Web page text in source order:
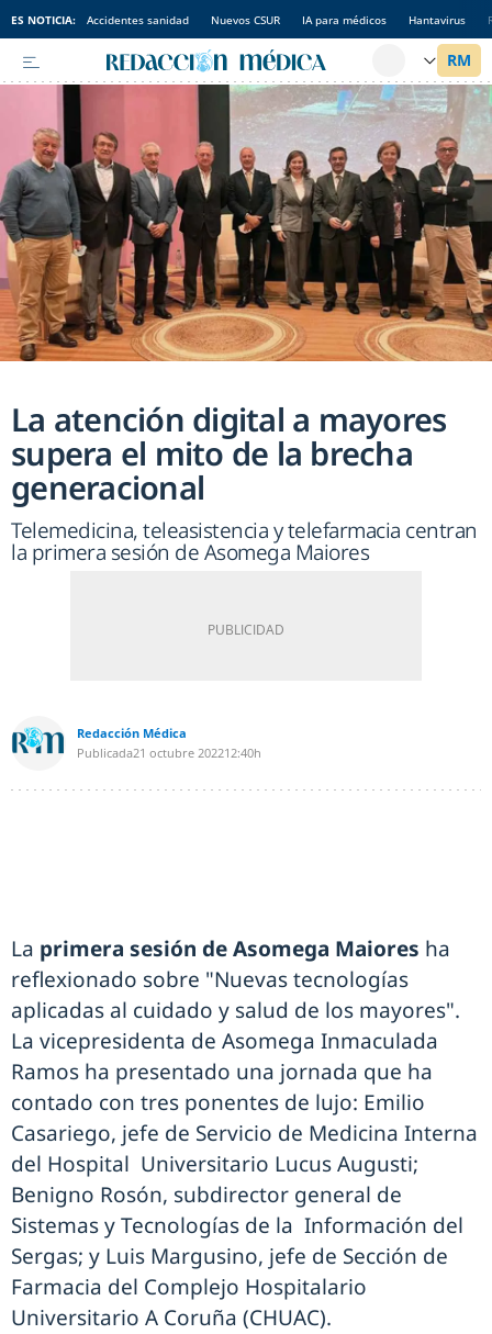
ES NOTICIA: Accidentes sanidad Nuevos CSUR IA para médicos Hantavirus
La atención digital a mayores
supera el mito de la brecha
generacional
Telemedicina, teleasistencia y telefarmacia centran
la primera sesión de Asomega Maiores
Redacción Médica
Publicada21 octubre 202212:40h
La primera sesión de Asomega Maiores ha
reflexionado sobre "Nuevas tecnologías
aplicadas al cuidado y salud de los mayores".
La vicepresidenta de Asomega Inmaculada
Ramos ha presentado una jornada que ha
contado con tres ponentes de lujo: Emilio
Casariego, jefe de Servicio de Medicina Interna
del Hospital Universitario Lucus Augusti;
Benigno Rosón, subdirector general de
Sistemas y Tecnologías de la Información del
Sergas; y Luis Margusino, jefe de Sección de
Farmacia del Complejo Hospitalario
Universitario A Coruña (CHUAC).